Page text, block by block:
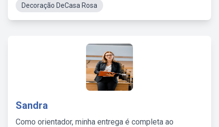
Decoração DeCasa Rosa
Sandra
Como orientador, minha entrega é completa ao